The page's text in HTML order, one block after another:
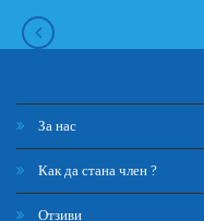
За нас
Как да стана член ?
Отзиви